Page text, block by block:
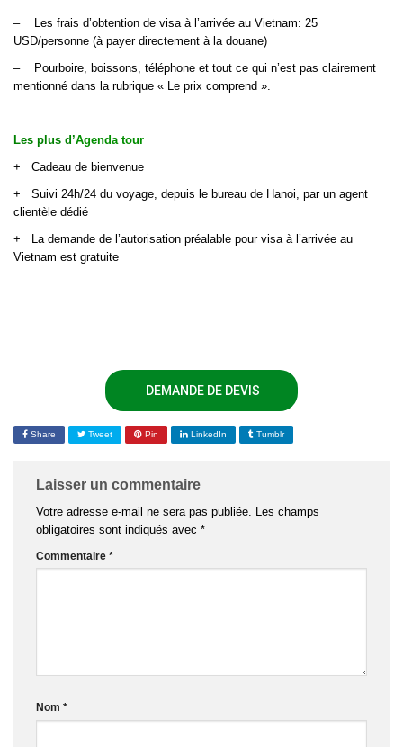
–
Les frais d’obtention de visa à l’arrivée au Vietnam: 25
USD/personne (à payer directement à la douane)
–
Pourboire, boissons, téléphone et tout ce qui n’est pas clairement
mentionné dans la rubrique « Le prix comprend ».
Les plus d’Agenda tour
+ Cadeau de bienvenue
+ Suivi 24h/24 du voyage, depuis le bureau de Hanoi, par un agent
clientèle dédié
+
La demande de l’autorisation préalable pour visa à l’arrivée au
Vietnam est gratuite
DEMANDE DE DEVIS
Share Tweet Pin LinkedIn Tumblr
Laisser un commentaire
Votre adresse e-mail ne sera pas publiée.
Les champs
obligatoires sont indiqués avec *
Commentaire *
Nom *